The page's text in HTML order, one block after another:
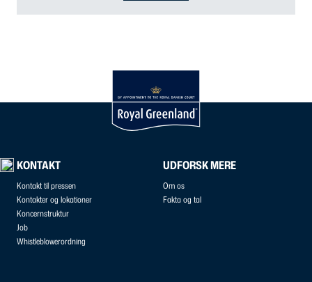
KONTAKT
Kontakt til pressen
Kontakter og lokationer
Koncernstruktur
Job
Whistleblowerordning
UDFORSK MERE
Om os
Fakta og tal